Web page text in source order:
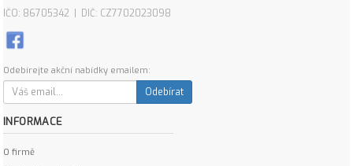
IČO: 86705342 | DIČ: CZ7702023098
Odebírejte akční nabídky emailem:
Odebírat
INFORMACE
O firmě